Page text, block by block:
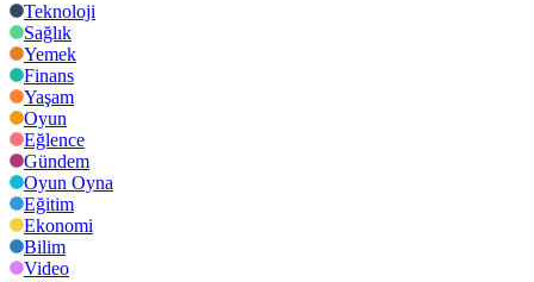
Teknoloji
Sağlık
Yemek
Finans
Yaşam
Oyun
Eğlence
Gündem
Oyun Oyna
Eğitim
Ekonomi
Bilim
Video